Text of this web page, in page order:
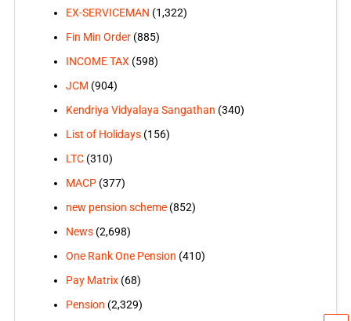
EX-SERVICEMAN (1,322)
Fin Min Order(885)
INCOME TAX (598)
JCM (904)
Kendriya Vidyalaya Sangathan (340)
List of Holidays(156)
LTC(310)
MACP(377)
new pension scheme(852)
News(2,698)
One Rank One Pension (410)
Pay Matrix(68)
Pension (2,329)